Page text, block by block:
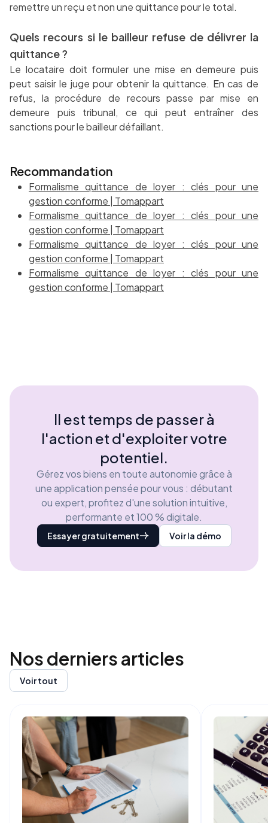
remettre un reçu et non une quittance pour le total.
Quels recours si le bailleur refuse de délivrer la
quittance ?
Le locataire doit formuler une mise en demeure puis
peut saisir le juge pour obtenir la quittance. En cas de
refus, la procédure de recours passe par mise en
demeure puis tribunal, ce qui peut entraîner des
sanctions pour le bailleur défaillant.
Recommandation
Formalisme quittance de loyer : clés pour une
gestion conforme | Tomappart
Formalisme quittance de loyer : clés pour une
gestion conforme | Tomappart
Formalisme quittance de loyer : clés pour une
gestion conforme | Tomappart
Formalisme quittance de loyer : clés pour une
gestion conforme | Tomappart
Il est temps de passer à
l'action et d'exploiter votre
potentiel.
Gérez vos biens en toute autonomie grâce à
une application pensée pour vous : débutant
ou expert, profitez d'une solution intuitive,
performante et 100 % digitale.
Essayer gratuitement Voir la démo
Nos derniersarticles
Voir tout